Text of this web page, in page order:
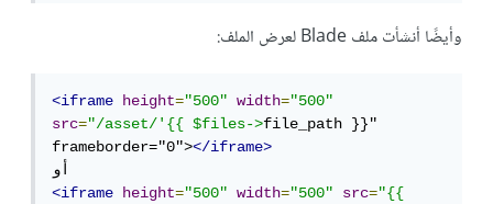
وأيضًا أنشأت ملف Blade لعرض الملف:
<iframe height="500" width="500"
src="/asset/'{{ $files->file_path }}"
frameborder="0"></iframe>
<iframe
height="500" width="500" src="{{